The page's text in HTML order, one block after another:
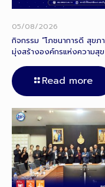
05/08/2026
กิจกรรม “โภชนาการดี สุขภ
มุ่งสร้างองค์กรแห่งความสุ
Read more